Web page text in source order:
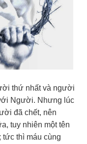
thứ nhất và người
Người. Nhưng lúc
đã chết, nên
tuy nhiên một tên
thì máu cùng